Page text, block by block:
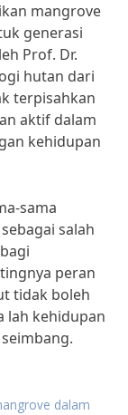
mangrove
generasi
Prof. Dr.
hutan dari
terpisahkan
aktif dalam
kehidupan
sama
salah
peran
tidak boleh
lah kehidupan
dalam